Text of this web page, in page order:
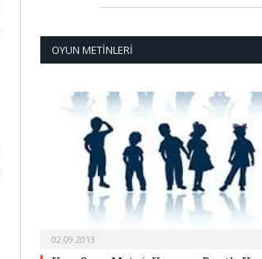
OYUN METINLERI
02.09.2013